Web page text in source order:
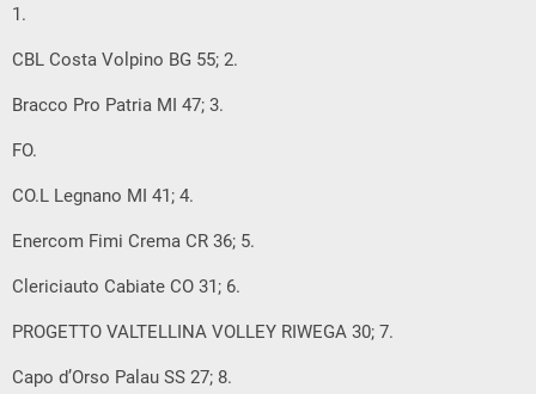
1.
CBL Costa Volpino BG 55; 2.
Bracco Pro Patria MI 47; 3.
FO.
CO.L Legnano MI 41; 4.
Enercom Fimi Crema CR 36; 5.
Clericiauto Cabiate CO 31; 6.
PROGETTO VALTELLINA VOLLEY RIWEGA 30; 7.
Capo d’Orso Palau SS 27; 8.